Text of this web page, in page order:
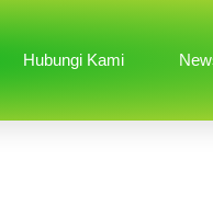
Hubungi Kami